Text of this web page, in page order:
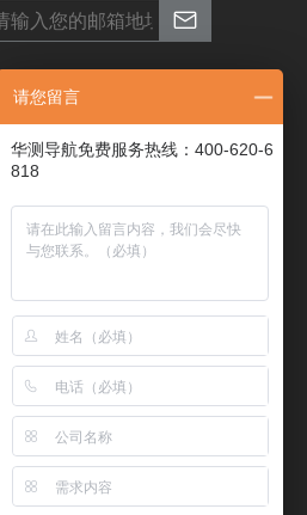
620-
沪ICP备05031441号-4
请您留言
华测导航免费服务热线：400-620-6
818